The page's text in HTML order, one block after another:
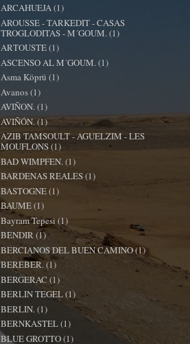
ARCAHUEJA(1)
AROUSSE - TARKEDIT - CASAS
TROGLODITAS - M´GOUM. (1)
ARTOUSTE(1)
ASCENSO AL M´GOUM. (1)
Asma Köprü (1)
Avanos(1)
AVIÑON.(1)
AVIÑÓN. (1)
AZIB TAMSOULT - AGUELZIM - LES
MOUFLONS(1)
BAD WIMPFEN. (1)
BARDENAS REALES(1)
BASTOGNE(1)
BAUME(1)
Bayram Tepesi (1)
BENDIR(1)
BERCIANOS DEL BUEN CAMINO(1)
BEREBER.(1)
BERGERAC (1)
BERLIN TEGEL(1)
BERLIN. (1)
BERNKASTEL(1)
BLUE GROTTO(1)